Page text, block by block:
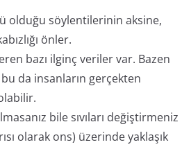
olduğu söylentilerinin aksine,
önler.
bazı ilginç veriler var. Bazen
bu da insanların gerçekten
bile sıvıları değiştirmeniz
olarak ons) üzerinde yaklaşık